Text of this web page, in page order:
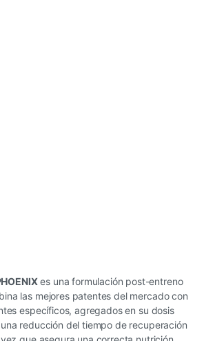
es una formulación post-entreno
las mejores patentes del mercado con
específicos, agregados en su dosis
reducción del tiempo de recuperación